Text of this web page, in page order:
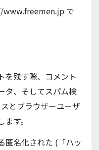
www.freemen.jp で
を残す際、コメント
タ、そしてスパム検
とブラウザーユーザ
す。
匿名化された (「ハッ